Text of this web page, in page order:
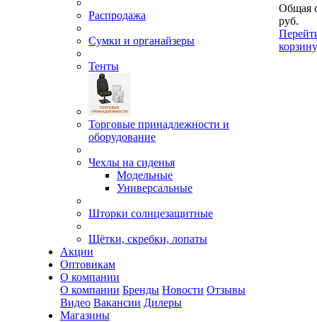
Распродажа
Сумки и органайзеры
Тенты
Торговые принадлежности и
оборудование
Чехлы на сиденья
Модельные
Универсальные
Шторки солнцезащитные
Щётки, скребки, лопаты
Акции
Оптовикам
О компании
О компании Бренды Новости Отзывы
Видео Вакансии Дилеры
Магазины
Общая
руб.
корзину